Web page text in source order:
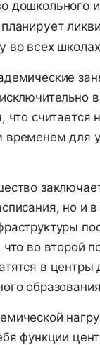
дошкольного
во всех
что считается
для
но и
что во второй
в центры
функции